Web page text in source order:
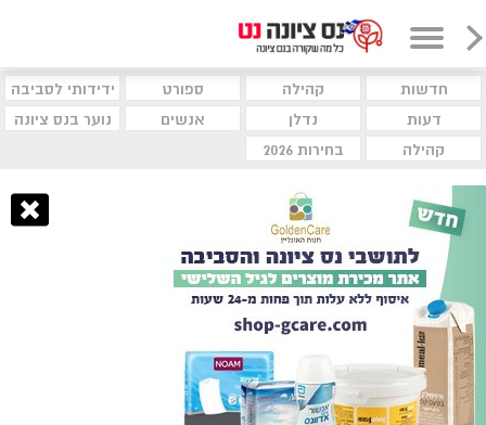
חדשות קהילה ספורט
ידידותי לסביבה
דעות
נדלן אנשים
נוער בנס ציונה
קהילה
בחירות 2026